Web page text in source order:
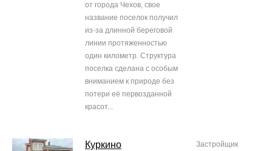
от города Чехов, свое
название поселок получил
из-за длинной береговой
линии протяженностью
один километр. Структура
поселка сделана с особым
вниманием к природе без
потери её первозданной
красот...
Куркино
Застройщик